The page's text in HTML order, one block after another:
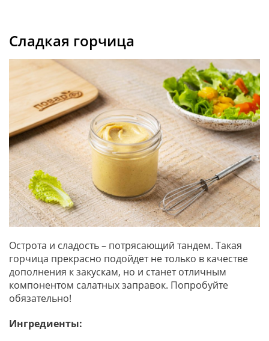
Сладкая горчица
Острота и сладость – потрясающий тандем. Такая
горчица прекрасно подойдет не только в качестве
дополнения к закускам, но и станет отличным
компонентом салатных заправок. Попробуйте
обязательно!
Ингредиенты: